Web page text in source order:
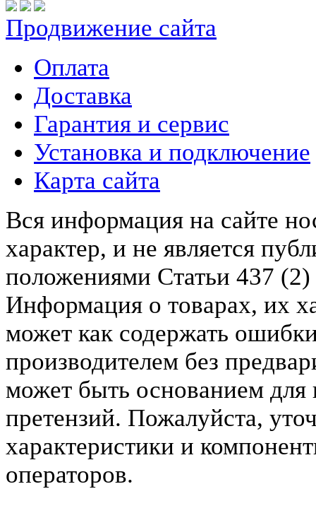
Продвижение сайта
Оплата
Доставка
Гарантия и сервис
Установка и подключение
Карта сайта
Вся информация на сайте
характер, и не является
положениями Статьи 437
Информация о товарах, их
может как содержать
производителем без
может быть основанием для
претензий. Пожалуйста,
характеристики и
операторов.